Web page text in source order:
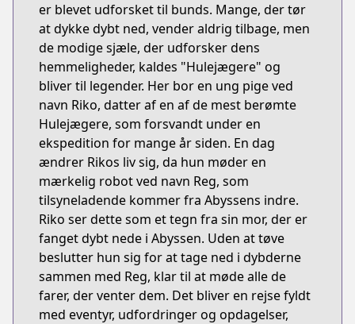
er blevet udforsket til bunds. Mange, der tør
at dykke dybt ned, vender aldrig tilbage, men
de modige sjæle, der udforsker dens
hemmeligheder, kaldes "Hulejægere" og
bliver til legender. Her bor en ung pige ved
navn Riko, datter af en af de mest berømte
Hulejægere, som forsvandt under en
ekspedition for mange år siden. En dag
ændrer Rikos liv sig, da hun møder en
mærkelig robot ved navn Reg, som
tilsyneladende kommer fra Abyssens indre.
Riko ser dette som et tegn fra sin mor, der er
fanget dybt nede i Abyssen. Uden at tøve
beslutter hun sig for at tage ned i dybderne
sammen med Reg, klar til at møde alle de
farer, der venter dem. Det bliver en rejse fyldt
med eventyr, udfordringer og opdagelser,